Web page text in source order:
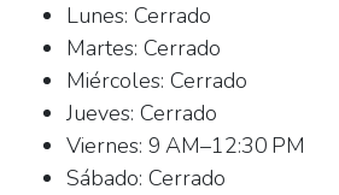
Lunes: Cerrado
Martes: Cerrado
Miércoles: Cerrado
Jueves: Cerrado
Viernes: 9 AM–12:30 PM
Sábado: Cerrado